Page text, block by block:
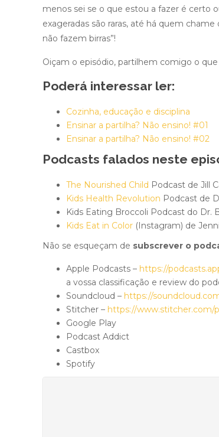
menos sei se o que estou a fazer é certo
exageradas são raras, até há quem chame
não fazem birras”!
Oiçam o episódio, partilhem comigo o
Poderá interessar ler:
Cozinha, educação e disciplina
Ensinar a partilha? Não ensino! #01
Ensinar a partilha? Não ensino! #02
Podcasts falados neste
The Nourished Child Podcast de Jill
Kids Health Revolution Podcast de
Kids Eating Broccoli Podcast do Dr.
Kids Eat in Color (Instagram) de
Não se esqueçam de subscrever o
Apple Podcasts – https://
a vossa classificação e review do
Soundcloud – https://
Stitcher – https://www.stitcher.com/
Google Play
Podcast Addict
Castbox
Spotify